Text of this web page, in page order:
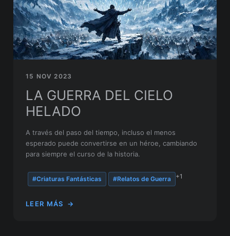
15 NOV 2023
LA GUERRA DEL CIELO
HELADO
A través del paso del tiempo, incluso el menos
esperado puede convertirse en un héroe, cambiando
para siempre el curso de la historia.
#Criaturas Fantásticas #Relatos de Guerra +1
LEER MÁS →